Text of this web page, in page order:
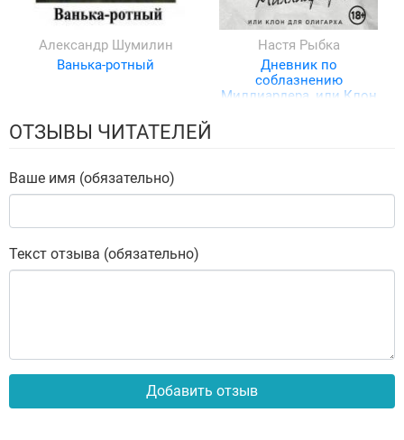
Александр Шумилин
Ванька-ротный
Настя Рыбка
Дневник по
соблазнению
Миллиардера, или Клон
ОТЗЫВЫ ЧИТАТЕЛЕЙ
Ваше имя (обязательно)
Текст отзыва (обязательно)
Добавить отзыв